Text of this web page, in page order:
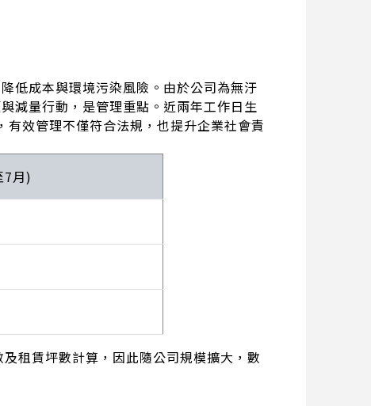
低成本與環境污染風險。由於公司為無汙
減量行動，是管理重點。近兩年工作日生
效管理不僅符合法規，也提升企業社會責
7月)
租賃坪數計算，因此隨公司規模擴大，數